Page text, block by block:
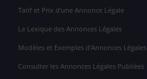
Tarif et Prix d'une Annonce Légale
Le Lexique des Annonces Légales
Modèles et Exemples d'Annonces Légales
Consulter les Annonces Légales Publiées